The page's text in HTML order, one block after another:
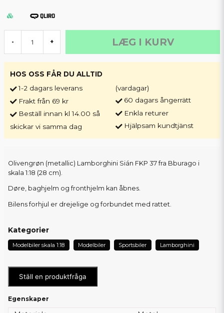
- + LÆG I KURV
HOS OSS FÅR DU ALLTID
1-2 dagars leverans
Frakt från 69 kr
Beställ innan kl 14.00 så
skickar vi samma dag
(vardagar)
60 dagars ångerrätt
Enkla returer
Hjälpsam kundtjänst
Olivengrøn (metallic) Lamborghini Sián FKP 37 fra Bburago i
skala 1:18 (28 cm).
Døre, baghjelm og fronthjelm kan åbnes.
Bilens forhjul er drejelige og forbundet med rattet.
Kategorier
Modelbiler skala 1:18 Modelbiler Sportsbiler Lamborghini
Ställ en produktfråga
Egenskaper